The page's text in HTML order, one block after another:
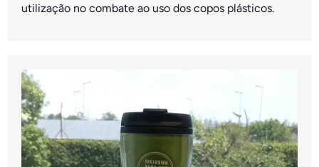
utilização no combate ao uso dos copos plásticos.